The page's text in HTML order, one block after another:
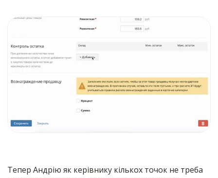
Тепер Андрію як керівнику кількох точок не треба